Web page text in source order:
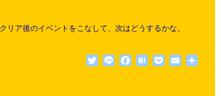
ア後のイベントをこなして、次はどうするかな。
TwitterLine Facebook
HatenaPocketEmail